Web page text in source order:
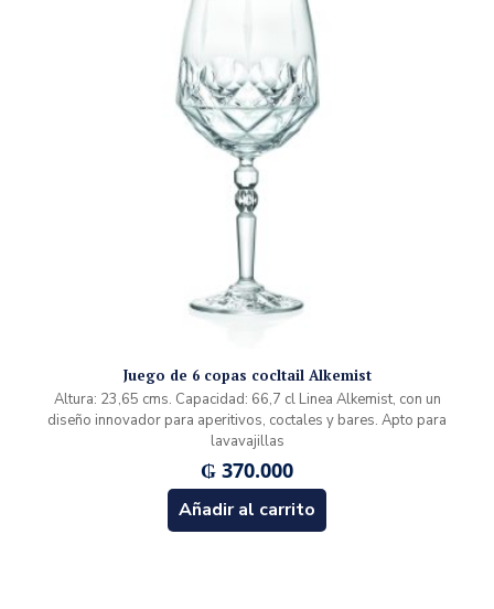
Juego de 6 copas cocltail Alkemist
Altura: 23,65 cms. Capacidad: 66,7 cl Linea Alkemist, con un
diseño innovador para aperitivos, coctales y bares. Apto para
lavavajillas
₲ 370.000
Añadir al carrito